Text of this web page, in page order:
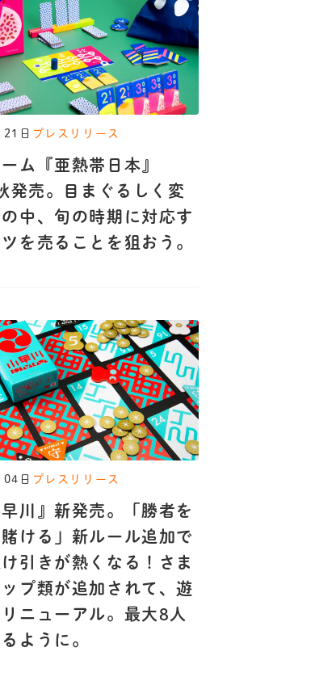
日 プレスリリース
ム『亜熱帯日本』
発売。目まぐるしく変
中、旬の時期に対応す
を売ることを狙おう。
日 プレスリリース
川』新発売。「勝者を
ける」新ルール追加で
引きが熱くなる！さま
プ類が追加されて、遊
ニューアル。最大8人
ように。